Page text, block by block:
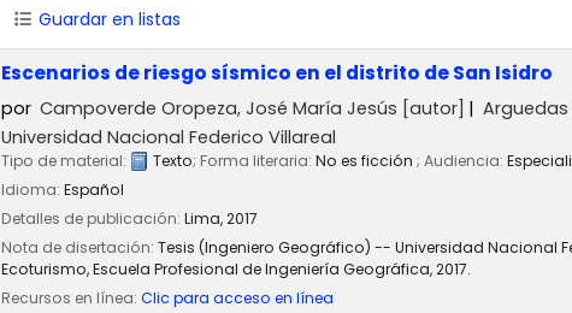
Guardar en listas
Escenarios de riesgo sísmico en el distrito de San Isidro
por Campoverde Oropeza, José María Jesús [autor] Arguedas
Universidad Nacional Federico Villareal
Tipo de material: Texto; Forma literaria: No es ficción ; Audiencia:
Idioma: Español
Detalles de publicación: Lima,2017
Nota de disertación: Tesis (Ingeniero Geográfico) -- Universidad Nacional
Ecoturismo, Escuela Profesional de Ingeniería Geográfica, 2017.
Recursos en línea: Clic para acceso en línea